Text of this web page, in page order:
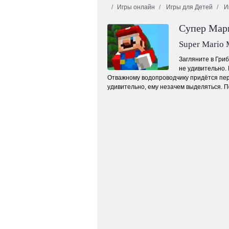
Мир ремесла 2
Том: Золотой
бег онлайн
Игры онлайн Игры для Детей
Супер
Super Mario
Загляните в
не
Отважному водопроводчику придётся
удивительно, ему незачем выделяться.